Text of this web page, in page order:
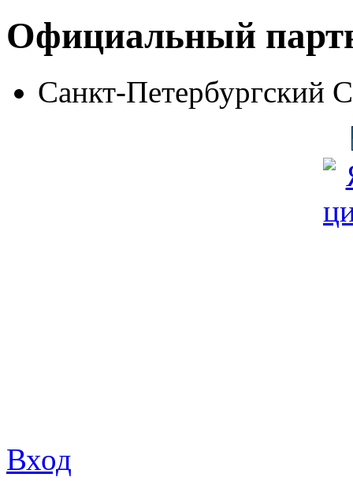
Официальный
Санкт-Петербургский
Вход